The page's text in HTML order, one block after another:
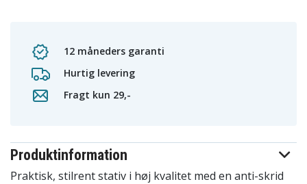
12 måneders garanti
Hurtig levering
Fragt kun 29,-
Produktinformation
Praktisk, stilrent stativ i høj kvalitet med en anti-skrid